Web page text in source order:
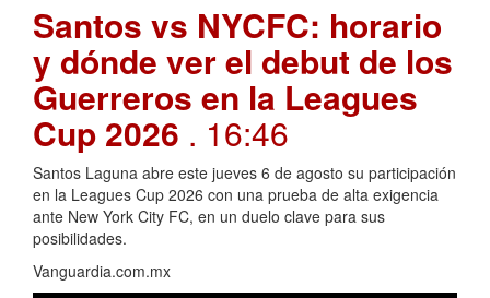
Santos vs NYCFC: horario
y dónde ver el debut de los
Guerreros en la Leagues
Cup 2026 . 16:46
Santos Laguna abre este jueves 6 de agosto su participación
en la Leagues Cup 2026 con una prueba de alta exigencia
ante New York City FC, en un duelo clave para sus
posibilidades.
Vanguardia.com.mx